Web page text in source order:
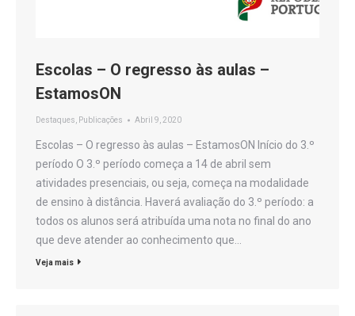
Escolas – O regresso às aulas –
EstamosON
Destaques Publicações Abril 9, 2020
Escolas – O regresso às aulas – EstamosON Início do 3.º
período O 3.º período começa a 14 de abril sem
atividades presenciais, ou seja, começa na modalidade
de ensino à distância. Haverá avaliação do 3.º período: a
todos os alunos será atribuída uma nota no final do ano
que deve atender ao conhecimento que…
Veja mais